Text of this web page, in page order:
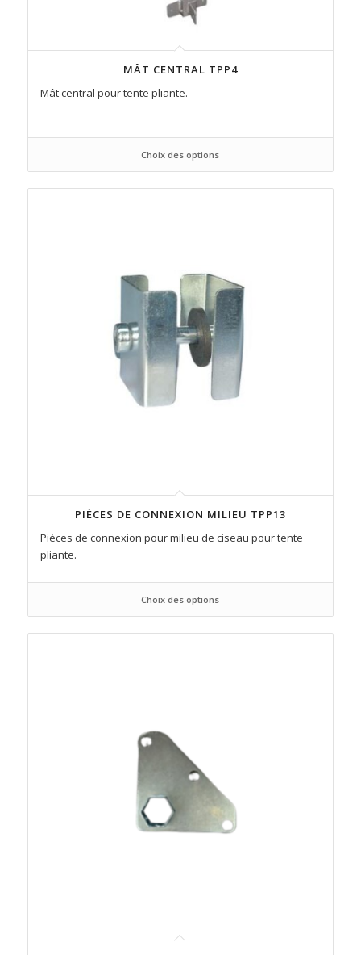
MÂT CENTRAL TPP4
Mât central pour tente pliante.
Choix des options
PIÈCES DE CONNEXION MILIEU TPP13
Pièces de connexion pour milieu de ciseau pour tente
pliante.
Choix des options